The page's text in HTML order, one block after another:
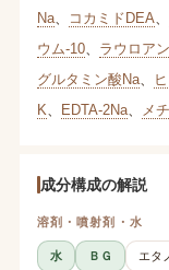
Na、 コカミドDEA
ウム-10、 ラウロア
グルタミン酸Na、
K
EDTA-2Na、 メ
成分構成の解説
溶剤・噴射剤・水
水 ＢＧ
エタ